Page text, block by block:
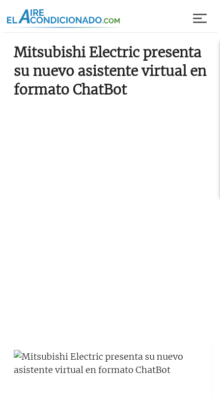
Mitsubishi Electric presenta
su nuevo asistente virtual en
formato ChatBot